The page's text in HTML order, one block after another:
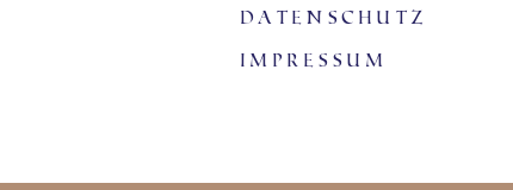
Datenschutz
Impressum